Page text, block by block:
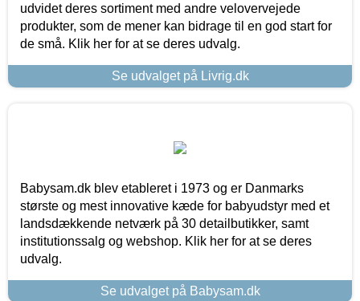
udvidet deres sortiment med andre velovervejede
produkter, som de mener kan bidrage til en god start for
de små. Klik her for at se deres udvalg.
Se udvalget på Livrig.dk
Babysam.dk blev etableret i 1973 og er Danmarks
største og mest innovative kæde for babyudstyr med et
landsdækkende netværk på 30 detailbutikker, samt
institutionssalg og webshop. Klik her for at se deres
udvalg.
Se udvalget på Babysam.dk